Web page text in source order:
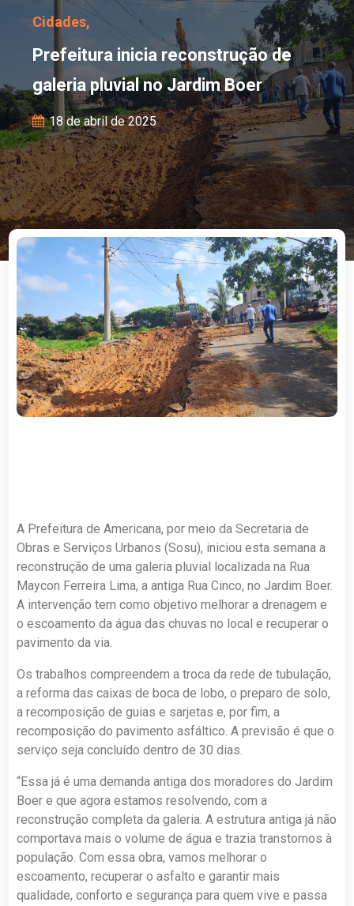
Cidades,
Prefeitura inicia reconstrução de
galeria pluvial no Jardim Boer
18 de abril de 2025
A Prefeitura de Americana, por meio da Secretaria de
Obras e Serviços Urbanos (Sosu), iniciou esta semana a
reconstrução de uma galeria pluvial localizada na Rua
Maycon Ferreira Lima, a antiga Rua Cinco, no Jardim Boer.
A intervenção tem como objetivo melhorar a drenagem e
o escoamento da água das chuvas no local e recuperar o
pavimento da via.
Os trabalhos compreendem a troca da rede de tubulação,
a reforma das caixas de boca de lobo, o preparo de solo,
a recomposição de guias e sarjetas e, por fim, a
recomposição do pavimento asfáltico. A previsão é que o
serviço seja concluído dentro de 30 dias.
“Essa já é uma demanda antiga dos moradores do Jardim
Boer e que agora estamos resolvendo, com a
reconstrução completa da galeria. A estrutura antiga já não
comportava mais o volume de água e trazia transtornos à
população. Com essa obra, vamos melhorar o
escoamento, recuperar o asfalto e garantir mais
qualidade, conforto e segurança para quem vive e passa